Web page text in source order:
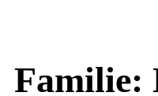
Familie: